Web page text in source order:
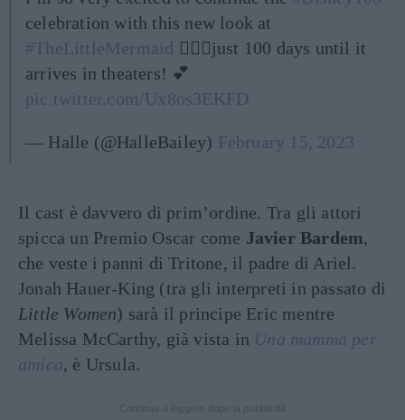
celebration with this new look at
#TheLittleMermaid 🧜🏽‍♀️just 100 days until it
arrives in theaters! 💕
pic.twitter.com/Ux8os3EKFD
— Halle (@HalleBailey) February 15, 2023
Il cast è davvero di prim’ordine. Tra gli attori
spicca un Premio Oscar come Javier Bardem,
che veste i panni di Tritone, il padre di Ariel.
Jonah Hauer-King (tra gli interpreti in passato di
Little Women) sarà il principe Eric mentre
Melissa McCarthy, già vista in Una mamma per
amica, è Ursula.